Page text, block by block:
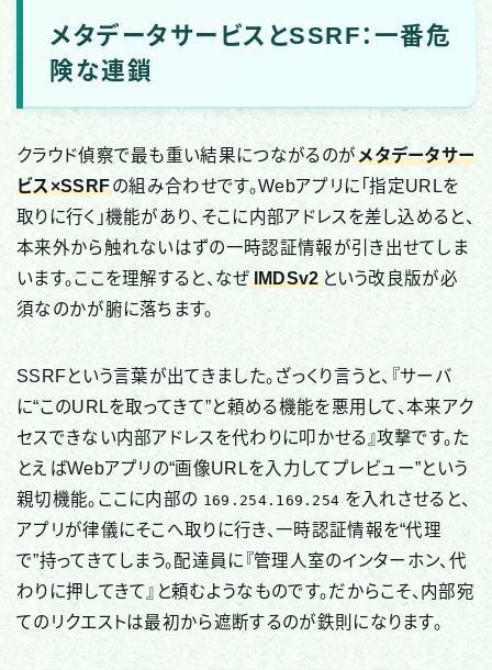
メタデータサービスとSSRF：一番危
険な連鎖
クラウド偵察で最も重い結果につながるのがメタデータサー
ビス×SSRFの組み合わせです。Webアプリに「指定URLを
取りに行く」機能があり、そこに内部アドレスを差し込めると、
本来外から触れないはずの一時認証情報が引き出せてしま
います。ここを理解すると、なぜ IMDSv2という改良版が必
須なのかが腑に落ちます。
SSRFという言葉が出てきました。ざっくり言うと、『サーバ
に“このURLを取ってきて”と頼める機能を悪用して、本来アク
セスできない内部アドレスを代わりに叩かせる』攻撃です。た
とえばWebアプリの“画像URLを入力してプレビュー”という
親切機能。ここに内部の 169.254.169.254 を入れさせると、
アプリが律儀にそこへ取りに行き、一時認証情報を“代理
で”持ってきてしまう。配達員に『管理人室のインターホン、代
わりに押してきて』と頼むようなものです。だからこそ、内部宛
てのリクエストは最初から遮断するのが鉄則になります。